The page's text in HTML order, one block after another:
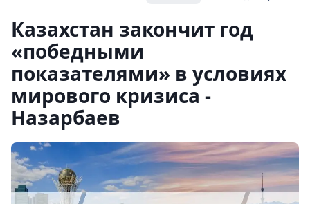
Казахстан закончит год
«победными
показателями» в условиях
мирового кризиса -
Назарбаев